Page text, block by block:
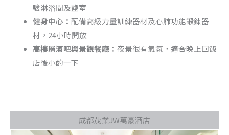
驗淋浴間及鹽室
健身中心： 配備高級力量訓練器材及心肺功能鍛鍊器
材，24小時開放
高樓層酒吧與景觀餐廳： 夜景很有氣氛，適合晚上回飯
店後小酌一下
成都茂業JW萬豪酒店